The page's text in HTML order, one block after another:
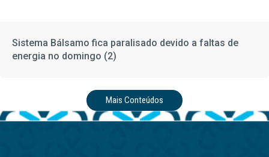
Sistema Bálsamo fica paralisado devido a faltas de
energia no domingo (2)
Mais Conteúdos